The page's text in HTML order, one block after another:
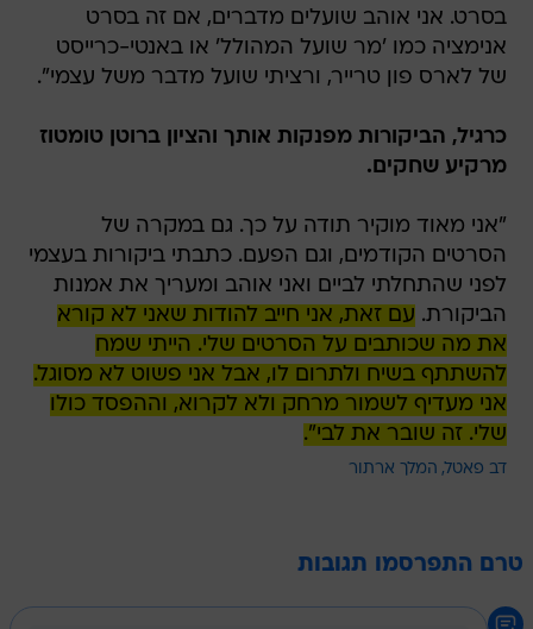
בסרט. אני אוהב שועלים מדברים, אם זה בסרט
אנימציה כמו 'מר שועל המהולל' או באנטי-כרייסט
של לארס פון טרייר, ורציתי שועל מדבר משל עצמי".
כרגיל, הביקורות מפנקות אותך והציון ברוטן טומטוז
מרקיע שחקים.
"אני מאוד מוקיר תודה על כך. גם במקרה של
הסרטים הקודמים, וגם הפעם. כתבתי ביקורות בעצמי
לפני שהתחלתי לביים ואני אוהב ומעריך את אמנות
הביקורת. עם זאת, אני חייב להודות שאני לא קורא
את מה שכותבים על הסרטים שלי. הייתי שמח
להשתתף בשיח ולתרום לו, אבל אני פשוט לא מסוגל.
אני מעדיף לשמור מרחק ולא לקרוא, וההפסד כולו
שלי. זה שובר את לבי".
דב פאטל המלך ארתור
טרם התפרסמו תגובות